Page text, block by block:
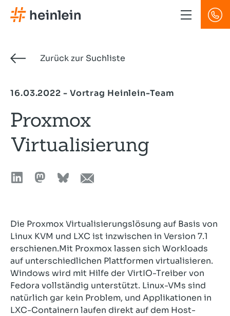
Direkt
zum
Zurück zur Suchliste
16.03.2022 - Vortrag Heinlein-Team
Proxmox
Virtualisierung
Die Proxmox Virtualisierungslösung auf Basis von
Linux KVM und LXC ist inzwischen in Version 7.1
erschienen.Mit Proxmox lassen sich Workloads
auf unterschiedlichen Plattformen virtualisieren.
Windows wird mit Hilfe der VirtIO-Treiber von
Fedora vollständig unterstützt. Linux-VMs sind
natürlich gar kein Problem, und Applikationen in
LXC-Containern laufen direkt auf dem Host-